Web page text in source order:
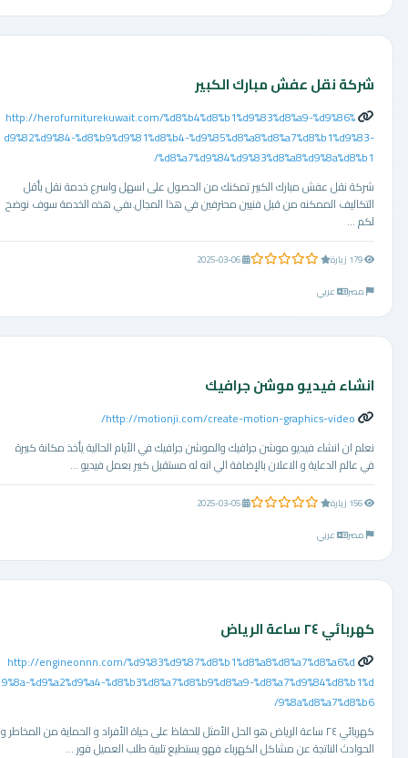
شركة نقل عفش مبارك الكبير
http://herofurniturekuwait.com/%d8%b4%d8%b1%d9%83%d8%a9-%d9%86%
d9%82%d9%84-%d8%b9%d9%81%d8%b4-%d9%85%d8%a8%d8%a7%d8%b1%d9%83-
%d8%a7%d9%84%d9%83%d8%a8%d9%8a%d8%b1/
شركة نقل عفش مبارك الكبير تمكنك من الحصول على اسهل واسرع خدمة نقل بأقل
التكاليف الممكنه من قبل فنيين محترفين في هذا المجال.ىفي هذه الخدمة سوف نوضح
لكم ...
0.0 من 5 نجوم
2025-03-06
مصر
عربي
انشاء فيديو موشن جرافيك
http://motionji.com/create-motion-graphics-video/
نعلم ان انشاء فيديو موشن جرافيك والموشن جرافيك في الأيام الحالية يأخذ مكانة كبيرة
في عالم الدعاية و الاعلان بالإضافة الي انه له مستقبل كبير بعمل فيديو ...
0.0 من 5 نجوم
2025-03-05
مصر
عربي
كهربائي ٢٤ ساعة الرياض
http://engineonnn.com/%d9%83%d9%87%d8%b1%d8%a8%d8%a7%d8%a6%d
9%8a-%d9%a2%d9%a4-%d8%b3%d8%a7%d8%b9%d8%a9-%d8%a7%d9%84%d8%b1%d
9%8a%d8%a7%d8%b6/
كهربائي ٢٤ ساعة الرياض هو الحل الأمثل للحفاظ على حياة الأفراد و الحماية من المخاطر و
الحوادث الناتجة عن مشاكل الكهرباء فهو يستطيع تلبية طلب العميل فور ...